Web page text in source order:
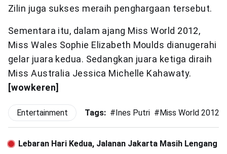
Zilin juga sukses meraih penghargaan tersebut.
Sementara itu, dalam ajang Miss World 2012,
Miss Wales Sophie Elizabeth Moulds dianugerahi
gelar juara kedua. Sedangkan juara ketiga diraih
Miss Australia Jessica Michelle Kahawaty.
[wowkeren]
Entertainment Tags: #Ines Putri #Miss World 2012
Lebaran Hari Kedua, Jalanan Jakarta Masih Lengang